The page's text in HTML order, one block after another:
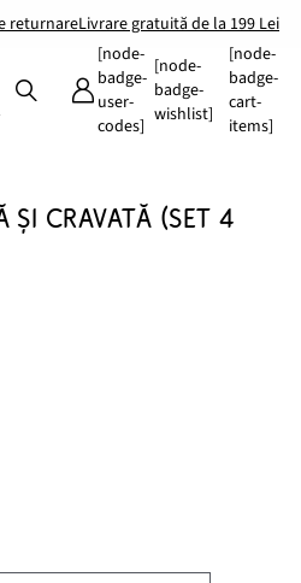
returnareLivrare gratuită de la 199 Lei
[node-
badge-
user-
codes]
[node-
badge-
wishlist]
[node-
badge-
cart-
items]
ȘI CRAVATĂ (SET 4